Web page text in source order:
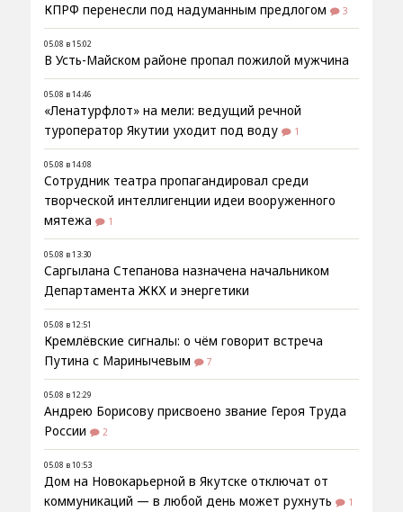
КПРФ перенесли под надуманным предлогом
3
05.08 в 15:02
В Усть-Майском районе пропал пожилой мужчина
05.08 в 14:46
«Ленатурфлот» на мели: ведущий речной
туроператор Якутии уходит под воду
1
05.08 в 14:08
Сотрудник театра пропагандировал среди
творческой интеллигенции идеи вооруженного
мятежа
1
05.08 в 13:30
Саргылана Степанова назначена начальником
Департамента ЖКХ и энергетики
05.08 в 12:51
Кремлёвские сигналы: о чём говорит встреча
Путина с Маринычевым
7
05.08 в 12:29
Андрею Борисову присвоено звание Героя Труда
России
2
05.08 в 10:53
Дом на Новокарьерной в Якутске отключат от
коммуникаций — в любой день может рухнуть
1